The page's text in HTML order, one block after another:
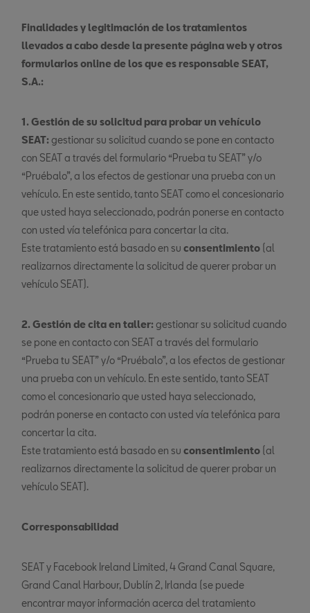
Finalidades y legitimación de los tratamientos
llevados a cabo desde la presente página web y otros
formularios online de los que es responsable SEAT,
S.A.:
1. Gestión de su solicitud para probar un vehículo
SEAT: gestionar su solicitud cuando se pone en contacto
con SEAT a través del formulario “Prueba tu SEAT” y/o
“Pruébalo”, a los efectos de gestionar una prueba con un
vehículo. En este sentido, tanto SEAT como el concesionario
que usted haya seleccionado, podrán ponerse en contacto
con usted vía telefónica para concertar la cita.
Este tratamiento está basado en su consentimiento (al
realizarnos directamente la solicitud de querer probar un
vehículo SEAT).
2. Gestión de cita en taller: gestionar su solicitud cuando
se pone en contacto con SEAT a través del formulario
“Prueba tu SEAT” y/o “Pruébalo”, a los efectos de gestionar
una prueba con un vehículo. En este sentido, tanto SEAT
como el concesionario que usted haya seleccionado,
podrán ponerse en contacto con usted vía telefónica para
concertar la cita.
Este tratamiento está basado en su consentimiento (al
realizarnos directamente la solicitud de querer probar un
vehículo SEAT).
Corresponsabilidad
SEAT y Facebook Ireland Limited, 4 Grand Canal Square,
Grand Canal Harbour, Dublín 2, Irlanda (se puede
encontrar mayor información acerca del tratamiento